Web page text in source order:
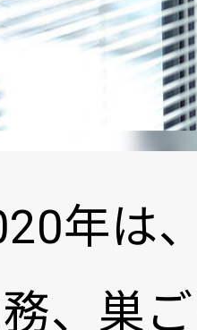
年は
、巣